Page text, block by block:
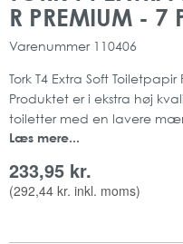
R PREMIUM - 7
Varenummer 110406
Tork T4 Extra Soft
Produktet er i ekstra høj
toiletter med en lavere
kontorbygninger mm.
bidrager til det luksuriøse
4-lag
Læs mere...
233,95 kr.
(292,44 kr. inkl. moms)
af
af